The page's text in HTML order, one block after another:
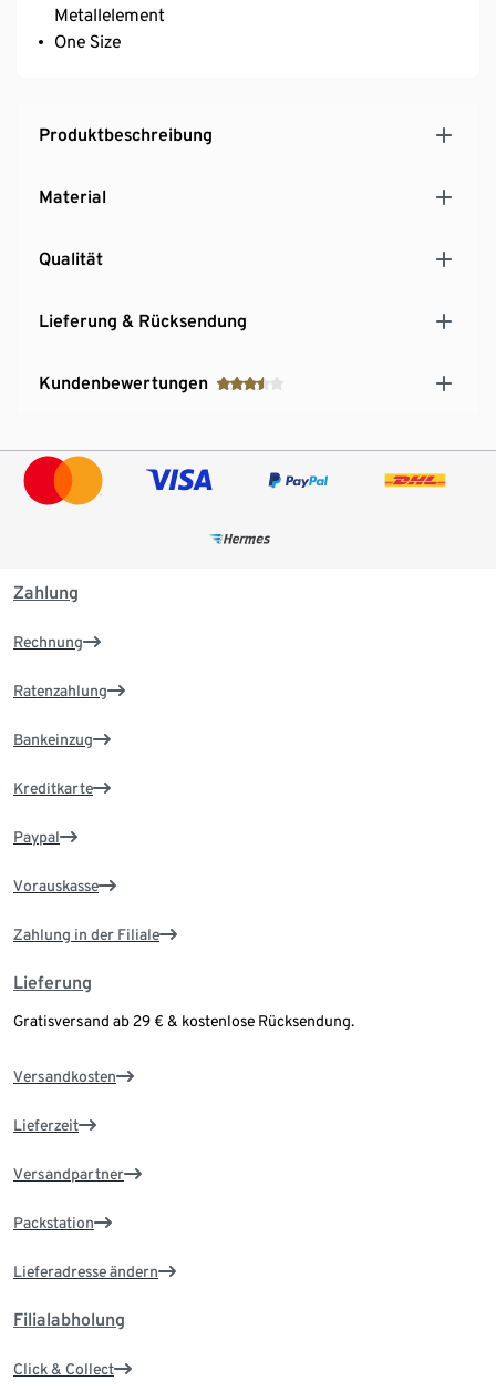
Metallelement
One Size
Produktbeschreibung
Material
Qualität
Lieferung & Rücksendung
Kundenbewertungen
Zahlung
Rechnung
Ratenzahlung
Bankeinzug
Kreditkarte
Paypal
Vorauskasse
Zahlung in der Filiale
Lieferung
Gratisversand ab 29 € & kostenlose Rücksendung.
Versandkosten
Lieferzeit
Versandpartner
Packstation
Lieferadresse ändern
Filialabholung
Click & Collect